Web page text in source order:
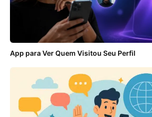
App para Ver Quem Visitou Seu Perfil